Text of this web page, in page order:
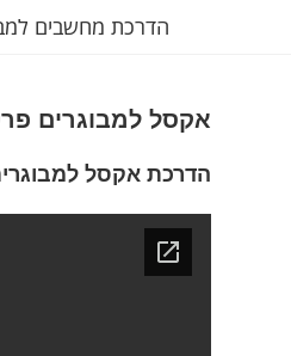
הדרכת מחשבים
אקסל למבוגרים פרק
הדרכת אקסל